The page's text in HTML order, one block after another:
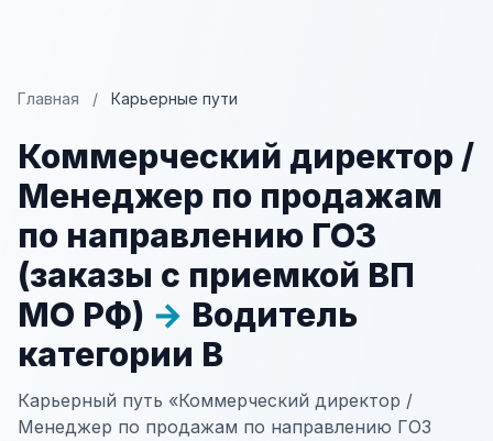
Главная / Карьерные пути
Коммерческий директор /
Менеджер по продажам
по направлению ГОЗ
(заказы с приемкой ВП
МО РФ) → Водитель
категории В
Карьерный путь «Коммерческий директор /
Менеджер по продажам по направлению ГОЗ